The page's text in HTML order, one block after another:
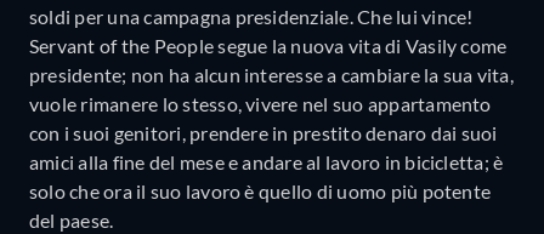
soldi per una campagna presidenziale. Che lui vince!
Servant of the People segue la nuova vita di Vasily come
presidente; non ha alcun interesse a cambiare la sua vita,
vuole rimanere lo stesso, vivere nel suo appartamento
con i suoi genitori, prendere in prestito denaro dai suoi
amici alla fine del mese e andare al lavoro in bicicletta; è
solo che ora il suo lavoro è quello di uomo più potente
del paese.